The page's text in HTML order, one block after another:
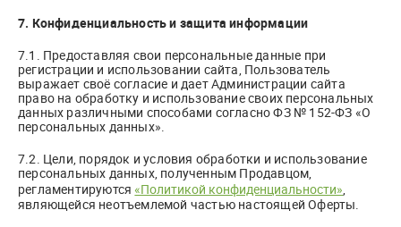
7. Конфиденциальность и защита информации
7.1. Предоставляя свои персональные данные при
регистрации и использовании сайта, Пользователь
выражает своё согласие и дает Администрации сайта
право на обработку и использование своих персональных
данных различными способами согласно ФЗ № 152-ФЗ «О
персональных данных».
7.2. Цели, порядок и условия обработки и использование
персональных данных, полученным Продавцом,
регламентируются«Политикой конфиденциальности»,
являющейся неотъемлемой частью настоящей Оферты.